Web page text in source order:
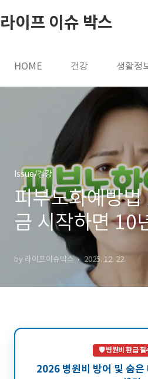
라이프 이슈 박스
HOME 건강 생활정
Issue/건강
피부노화예방
금 시작하면 10
달라집니다
by 라이프이슈박스 2025. 12. 22.
🛡️ 병원비 환급 필
2026 병원비 방어 및 숨